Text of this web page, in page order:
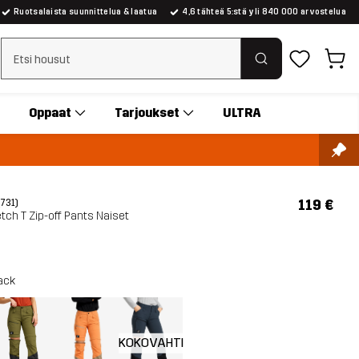
Ruotsalaista suunnittelua & laatua 4,6 tähteä 5:stä yli 840 000 arvostelua
Tyhjennä haku
Oppaat Tarjoukset ULTRA
T Zip-off Pants Naiset
119 €
KOKOVAHTI